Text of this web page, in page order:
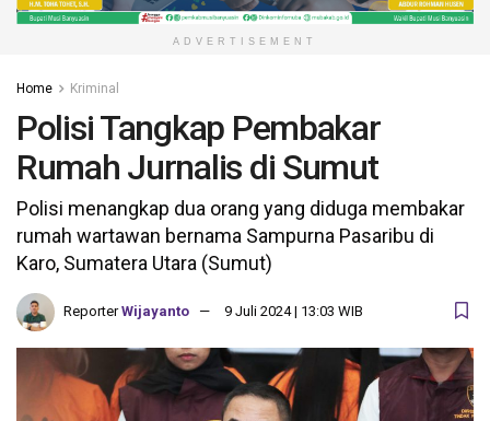
ADVERTISEMENT
Home Kriminal
Polisi Tangkap Pembakar
Rumah Jurnalis di Sumut
Polisi menangkap dua orang yang diduga membakar
rumah wartawan bernama Sampurna Pasaribu di
Karo, Sumatera Utara (Sumut)
Reporter Wijayanto 9 Juli 2024 | 13:03 WIB